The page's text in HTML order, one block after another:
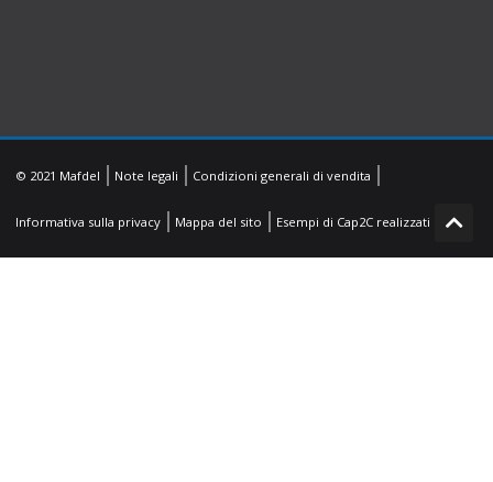
© 2021 Mafdel Note legali Condizioni generali di vendita
Informativa sulla privacy Mappa del sito Esempi di Cap2C realizzati